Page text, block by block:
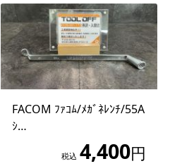
FACOM ﾌｧｺﾑ/ﾒｶﾞﾈﾚﾝﾁ/55A
ｼ…
税込 4,400円